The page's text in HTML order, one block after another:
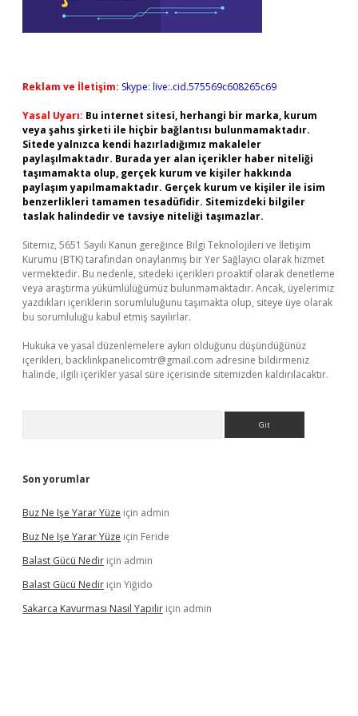
Reklam ve İletişim: Skype: live:.cid.575569c608265c69
Yasal Uyarı: Bu internet sitesi, herhangi bir marka, kurum
veya şahıs şirketi ile hiçbir bağlantısı bulunmamaktadır.
Sitede yalnızca kendi hazırladığımız makaleler
paylaşılmaktadır. Burada yer alan içerikler haber niteliği
taşımamakta olup, gerçek kurum ve kişiler hakkında
paylaşım yapılmamaktadır. Gerçek kurum ve kişiler ile isim
benzerlikleri tamamen tesadüfidir. Sitemizdeki bilgiler
taslak halindedir ve tavsiye niteliği taşımazlar.
Sitemiz, 5651 Sayılı Kanun gereğince Bilgi Teknolojileri ve İletişim
Kurumu (BTK) tarafından onaylanmış bir Yer Sağlayıcı olarak hizmet
vermektedir. Bu nedenle, sitedeki içerikleri proaktif olarak denetleme
veya araştırma yükümlülüğümüz bulunmamaktadır. Ancak, üyelerimiz
yazdıkları içeriklerin sorumluluğunu taşımakta olup, siteye üye olarak
bu sorumluluğu kabul etmiş sayılırlar.
Hukuka ve yasal düzenlemelere aykırı olduğunu düşündüğünüz
içerikleri, backlinkpanelicomtr@gmail.com adresine bildirmeniz
halinde, ilgili içerikler yasal süre içerisinde sitemizden kaldırılacaktır.
Son yorumlar
Buz Ne Işe Yarar Yüze için admin
Buz Ne Işe Yarar Yüze için Feride
Balast Gücü Nedir için admin
Balast Gücü Nedir için Yiğido
Sakarca Kavurması Nasıl Yapılır için admin